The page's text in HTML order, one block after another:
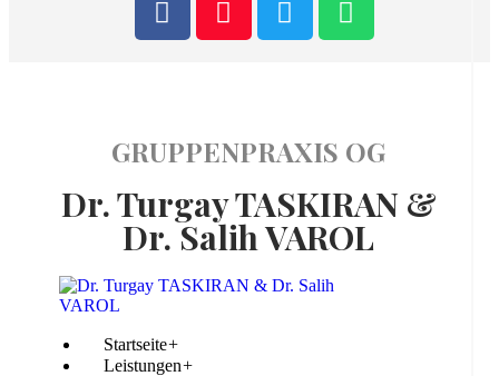
GRUPPENPRAXIS OG
Dr. Turgay TASKIRAN &
Dr. Salih VAROL
Startseite+
Leistungen+